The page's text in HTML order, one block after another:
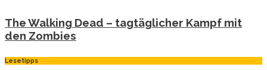
The Walking Dead – tagtäglicher Kampf mit
den Zombies
Lesetipps